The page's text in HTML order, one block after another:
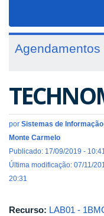
Agendamentos
por Sistemas de
Monte Carmelo
Publicado: 17/09/2019 - 10:41
Última modificação: 07/11/
20:31
Recurso: LAB01 -